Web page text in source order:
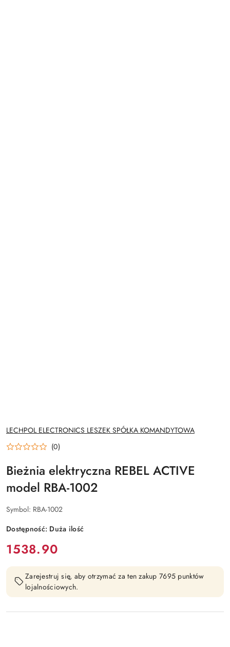
NAZWA
PRODUCENTA:
LECHPOL ELECTRONICS LESZEK SPÓŁKA KOMANDYTOWA
(0)
Bieżnia elektryczna REBEL ACTIVE
model RBA-1002
Symbol: RBA-1002
Dostępność: Duża ilość
cena:
1538.90
Zarejestruj się, aby otrzymać za ten zakup 7695 punktów
lojalnościowych.